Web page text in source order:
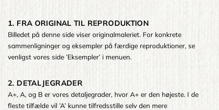
1. FRA ORIGINAL TIL REPRODUKTION
Billedet på denne side viser originalmaleriet. For konkrete
sammenligninger og eksempler på færdige reproduktioner, se
venligst vores side ’Eksempler’ i menuen.
2. DETALJEGRADER
A+, A, og B er vores detaljegrader, hvor A+ er den højeste. I de
fleste tilfælde vil ’A’ kunne tilfredsstille selv den mere